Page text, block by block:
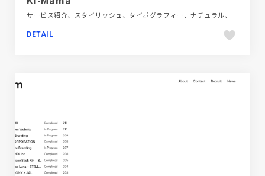
サービス紹介、スタイリッシュ、タイポグラフィー、ナチュラル、ホワイト系、メディアサイト
DETAIL